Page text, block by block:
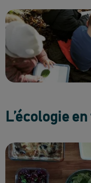
L’écologie